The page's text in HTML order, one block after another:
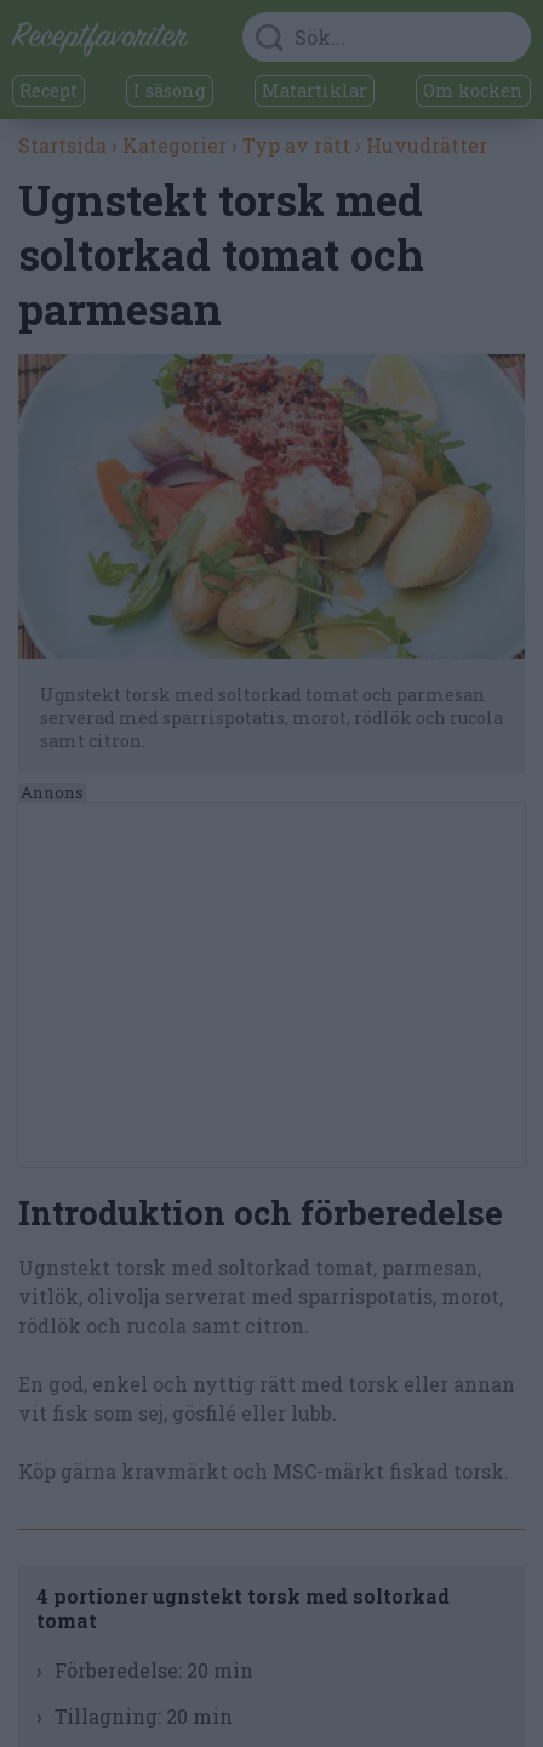
Recept I säsong Matartiklar Om kocken
Startsida › Kategorier › Typ av rätt › Huvudrätter
Ugnstekt torsk med
soltorkad tomat och
parmesan
Ugnstekt torsk med soltorkad tomat och parmesan
serverad med sparrispotatis, morot, rödlök och rucola
samt citron.
Introduktion och förberedelse
Ugnstekt torsk med soltorkad tomat, parmesan,
vitlök, olivolja serverat med sparrispotatis, morot,
rödlök och rucola samt citron.
En god, enkel och nyttig rätt med torsk eller annan
vit fisk som sej, gösfilé eller lubb.
Köp gärna kravmärkt och MSC-märkt fiskad torsk.
4 portioner ugnstekt torsk med soltorkad
tomat
Förberedelse: 20 min
Tillagning: 20 min